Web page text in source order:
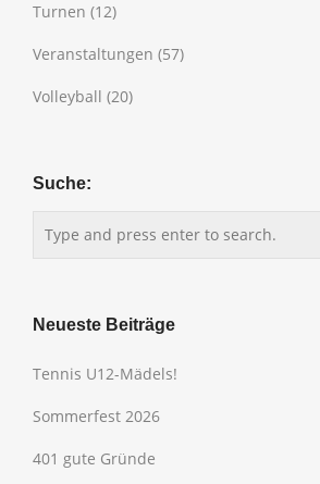
Turnen (12)
Veranstaltungen (57)
Volleyball (20)
Suche:
Neueste Beiträge
Tennis U12-Mädels!
Sommerfest 2026
401 gute Gründe